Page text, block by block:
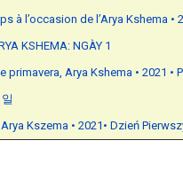
à l’occasion de l’Arya Kshema •
KSHEMA: NGÀY 1
primavera, Arya Kshema • 2021 •
Kszema • 2021• Dzień